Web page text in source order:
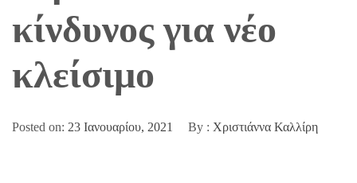
κίνδυνος για νέο
κλείσιμο
Posted on: 23 Ιανουαρίου, 2021 By : Χριστιάννα Καλλίρη